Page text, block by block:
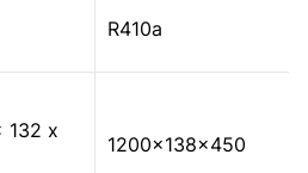
R410a
132 x
1200x138x450